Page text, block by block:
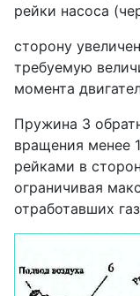
рейки насоса
сторону
требуемую
момента
Пружина 3
вращения менее
рейками в
ограничивая
отработавших